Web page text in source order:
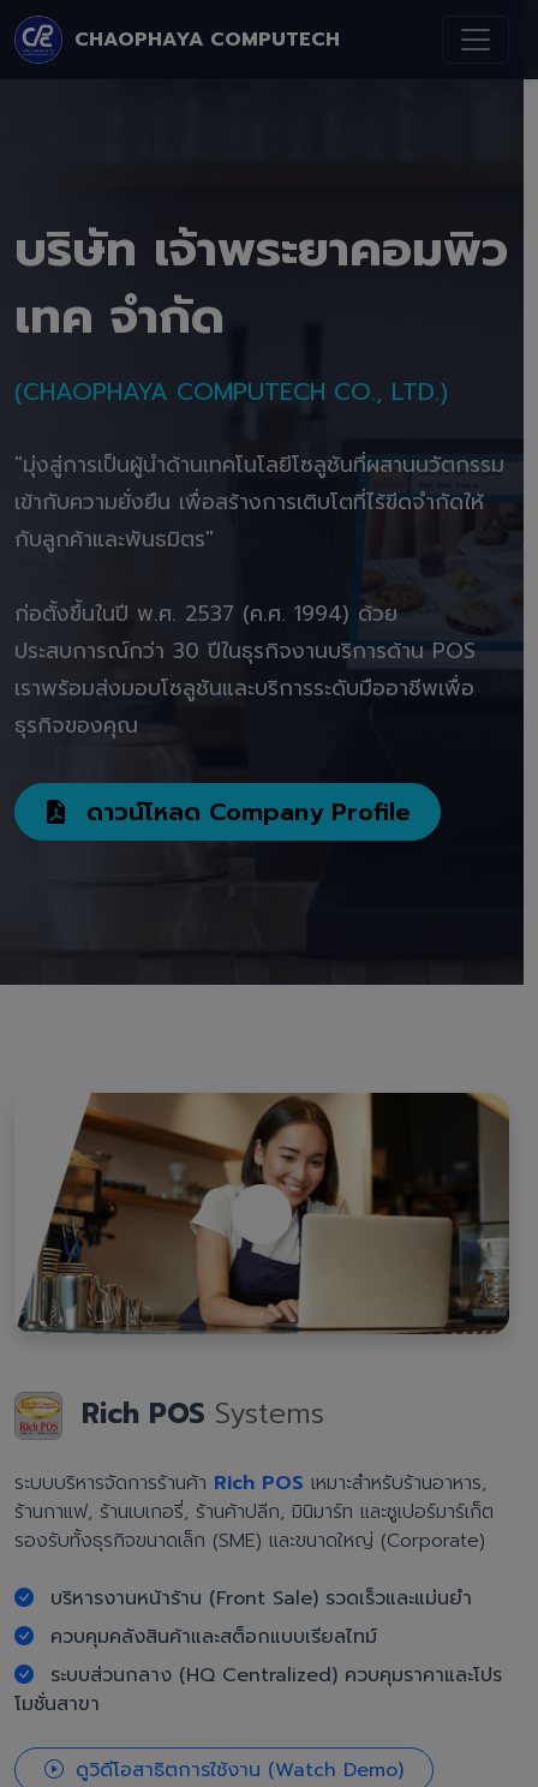
CHAOPHAYA COMPUTECH
บริษัท เจ้าพระยาคอมพิว
เทค จำกัด
(CHAOPHAYA COMPUTECH CO., LTD.)
"มุ่งสู่การเป็นผู้นำด้านเทคโนโลยีโซลูชันที่ผสานนวัตกรรม
เข้ากับความยั่งยืน เพื่อสร้างการเติบโตที่ไร้ขีดจำกัดให้
กับลูกค้าและพันธมิตร"
ก่อตั้งขึ้นในปี พ.ศ. 2537 (ค.ศ. 1994) ด้วย
ประสบการณ์กว่า 30 ปีในธุรกิจงานบริการด้าน POS
เราพร้อมส่งมอบโซลูชันและบริการระดับมืออาชีพเพื่อ
ธุรกิจของคุณ
ดาวน์โหลด Company Profile
Rich POS Systems
ระบบบริหารจัดการร้านค้า Rich POS เหมาะสำหรับร้านอาหาร,
ร้านกาแฟ, ร้านเบเกอรี่, ร้านค้าปลีก, มินิมาร์ท และซูเปอร์มาร์เก็ต
รองรับทั้งธุรกิจขนาดเล็ก (SME) และขนาดใหญ่ (Corporate)
บริหารงานหน้าร้าน (Front Sale) รวดเร็วและแม่นยำ
ควบคุมคลังสินค้าและสต็อกแบบเรียลไทม์
ระบบส่วนกลาง (HQ Centralized) ควบคุมราคาและโปร
โมชั่นสาขา
ดูวิดีโอสาธิตการใช้งาน (Watch Demo)